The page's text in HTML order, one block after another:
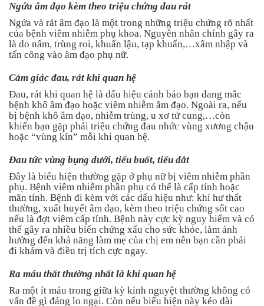
Ngứa âm đạo kèm theo triệu chứng đau rát
Ngứa và rát âm đạo là một trong những triệu chứng rõ nhất
của bệnh viêm nhiễm phụ khoa. Nguyên nhân chính gây ra
là do nấm, trùng roi, khuẩn lậu, tạp khuẩn,…xâm nhập và
tấn công vào âm đạo phụ nữ.
Cảm giác đau, rát khi quan hệ
Đau, rát khi quan hệ là dấu hiệu cảnh báo bạn đang mắc
bệnh khô âm đạo hoặc viêm nhiễm âm đạo. Ngoài ra, nếu
bị bệnh khô âm đạo, nhiễm trùng, u xơ tử cung,…còn
khiến bạn gặp phải triệu chứng đau nhức vùng xương chậu
hoặc “vùng kín” mỗi khi quan hệ.
Đau tức vùng bụng dưới, tiểu buốt, tiểu dắt
Đây là biểu hiện thường gặp ở phụ nữ bị viêm nhiễm phần
phụ. Bệnh viêm nhiễm phần phụ có thể là cấp tính hoặc
mãn tính. Bệnh đi kèm với các dấu hiệu như: khí hư thất
thường, xuất huyết âm đạo, kèm theo triệu chứng sốt cao
nếu là đợt viêm cấp tính. Bệnh này cực kỳ nguy hiểm và có
thể gây ra nhiều biến chứng xấu cho sức khỏe, làm ảnh
hưởng đến khả năng làm mẹ của chị em nên bạn cần phải
đi khám và điều trị tích cực ngay.
Ra máu thất thường nhất là khi quan hệ
Ra một ít máu trong giữa kỳ kinh nguyệt thường không có
vấn đề gì đáng lo ngại. Còn nếu biểu hiện này kéo dài